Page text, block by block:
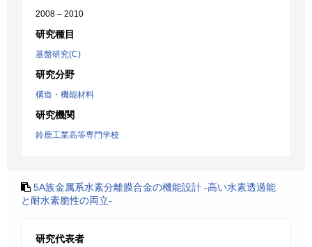
2008 – 2010
研究種目
基盤研究(C)
研究分野
構造・機能材料
研究機関
鈴鹿工業高等専門学校
5A族金属系水素分離膜合金の機能設計 -高い水素透過能
と耐水素脆性の両立-
研究代表者